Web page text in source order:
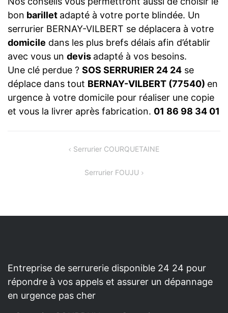
bon barillet adapté à votre porte blindée. Un
serrurier BERNAY-VILBERT se déplacera à votre
domicile dans les plus brefs délais afin d’établir
avec vous un devis adapté à vos besoins.
Une clé perdue ? SOS SERRURIER 24 24 se
déplace dans tout BERNAY-VILBERT (77540) en
urgence à votre domicile pour réaliser une copie
et vous la livrer après fabrication. 01 86 98 34 01
NAVIGATION Serrurier COURQUETAINE
Serrurier FOUJU
Entreprise de serrurerie disponible 24 24 pour
répondre à vos appels et assurer un dépannage
en urgence pas cher